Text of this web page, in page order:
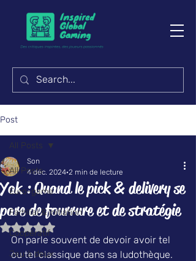
Post
All Posts
Euro-game
Familial & initiation
Coopératif
Jeu à deux
All Posts
Yak : Quand le pick & delivery se
pare de fourrure et de stratégie
Son
4 déc. 2024 2 min de lecture
Noté NaN étoiles sur 5.
On parle souvent de devoir avoir tel
ou tel classique dans sa ludothèque.